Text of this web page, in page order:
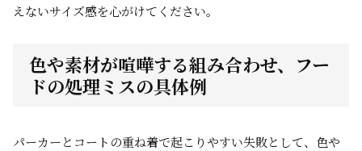
えないサイズ感を心がけてください。
色や素材が喧嘩する組み合わせ、フー
ドの処理ミスの具体例
パーカーとコートの重ね着で起こりやすい失敗として、色や